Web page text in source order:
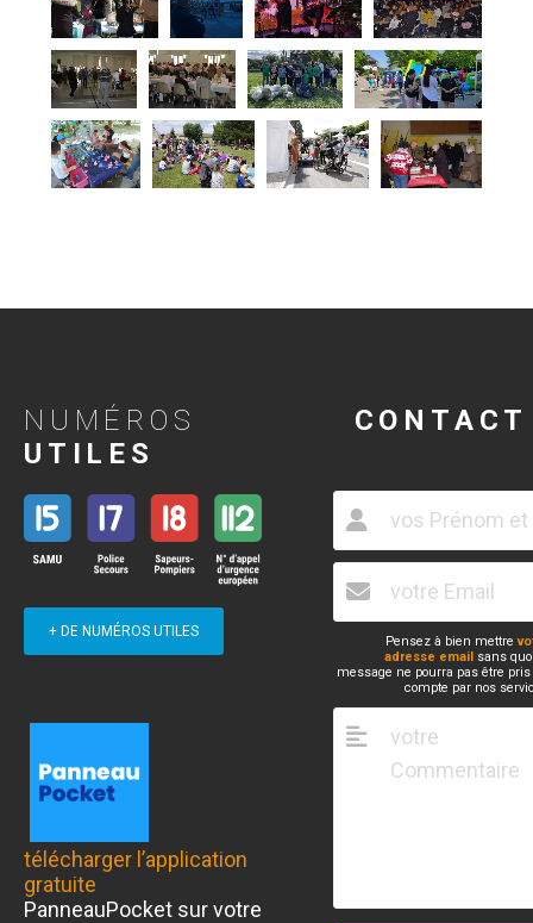
NUMÉROS
UTILES
+ DE NUMÉROS UTILES
télécharger l’application
gratuite
PanneauPocket sur votre
CONTACT
Pensez à bien mettre
adresse email sans
message ne pourra pas être
compte par nos